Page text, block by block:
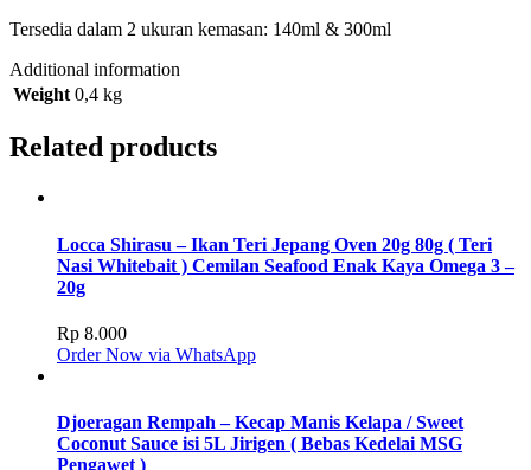
Tersedia dalam 2 ukuran kemasan: 140ml & 300ml
Additional information
Weight 0,4 kg
Related products
Locca Shirasu – Ikan Teri Jepang Oven 20g 80g ( Teri
Nasi Whitebait ) Cemilan Seafood Enak Kaya Omega 3 –
20g
Rp 8.000
Order Now via WhatsApp
Djoeragan Rempah – Kecap Manis Kelapa / Sweet
Coconut Sauce isi 5L Jirigen ( Bebas Kedelai MSG
Pengawet )